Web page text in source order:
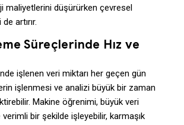
maliyetlerini düşürürken çevresel
artırır.
Süreçlerinde Hız ve
işlenen veri miktarı her geçen gün
işlenmesi ve analizi büyük bir zaman
Makine öğrenimi, büyük veri
verimli bir şekilde işleyebilir, karmaşık